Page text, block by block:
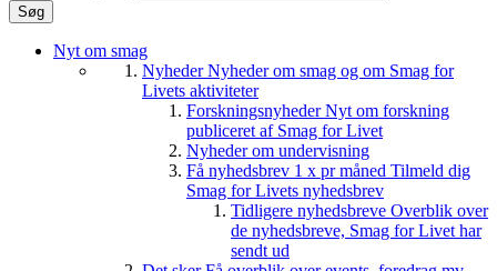
Nyt om smag
NyhederNyheder om smag og om Smag for
Livets aktiviteter
ForskningsnyhederNyt om forskning
publiceret af Smag for Livet
Nyheder om undervisning
Få nyhedsbrev 1 x pr måned Tilmeld dig
Smag for Livets nyhedsbrev
Tidligere nyhedsbreve Overblik over
de nyhedsbreve, Smag for Livet har
sendt ud